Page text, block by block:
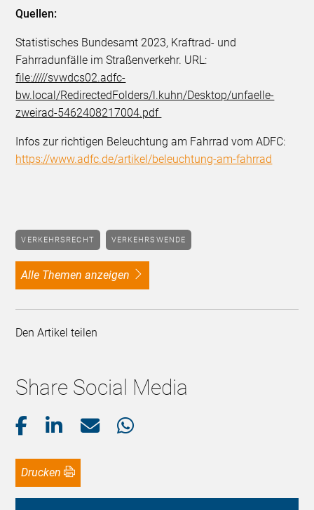
Quellen:
Statistisches Bundesamt 2023, Kraftrad- und
Fahrradunfälle im Straßenverkehr. URL:
file://///svwdcs02.adfc-
bw.local/RedirectedFolders/l.kuhn/Desktop/unfaelle-
zweirad-5462408217004.pdf
Infos zur richtigen Beleuchtung am Fahrrad vom ADFC:
https://www.adfc.de/artikel/beleuchtung-am-fahrrad
VERKEHRSRECHT VERKEHRSWENDE
alle Themen anzeigen
Den Artikel teilen
Share Social Media
Drucken